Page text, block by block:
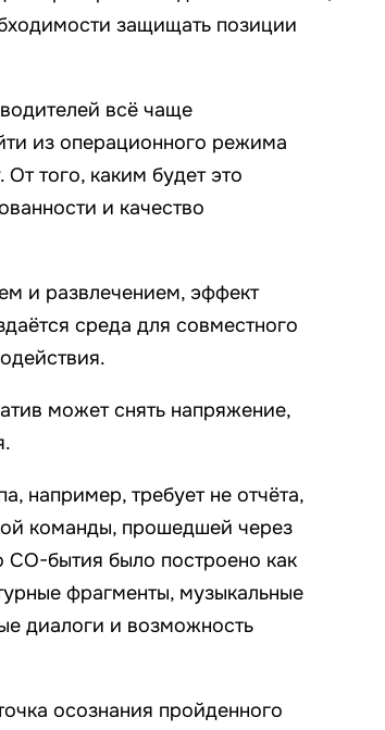
защищать позиции
всё чаще
из операционного режима
От того, каким будет это
и качество
и развлечением, эффект
среда для совместного
может снять напряжение,
например, требует не отчёта,
команды, прошедшей через
СО-бытия было построено как
фрагменты, музыкальные
диалоги и возможность
осознания пройденного